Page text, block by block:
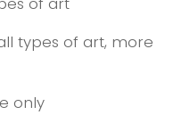
types of art, more
only